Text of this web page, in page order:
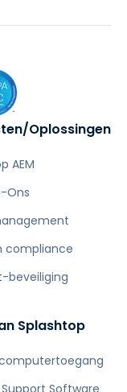
Oplossingen
AEM
Ons
compliance
beveiliging
Splashtop